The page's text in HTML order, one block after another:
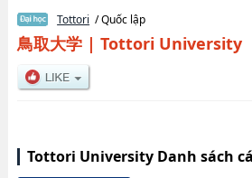
Tottori / Quốc lập
鳥取大学| Tottori University
Tottori University Danh sách